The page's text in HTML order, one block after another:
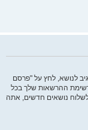
לנושא, לחץ על "פרסם
ההרשאות שלך בכל
לשלוח נושאים חדשים, אתה